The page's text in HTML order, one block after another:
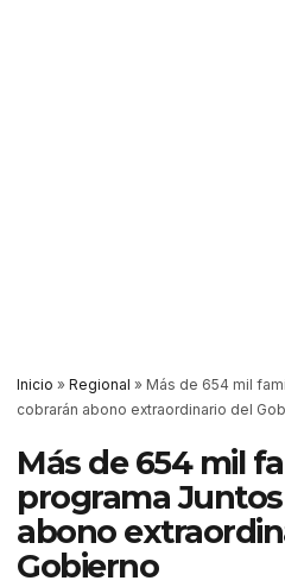
Inicio » Regional » Más de 654 mil
cobrarán abono extraordinario del
Más de 654 mil
programa
abono
Gobierno